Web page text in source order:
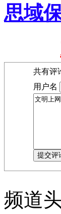
思域
共有评
用户名
频道